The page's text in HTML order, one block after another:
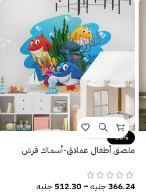
-30%
ملصق أطفال عملاق-أسماك قرش
366.24جنيه–
512.30جنيه